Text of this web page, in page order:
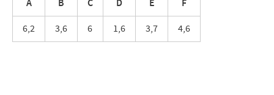
A B C D E F
6,2 3,6 6 1,6 3,7 4,6